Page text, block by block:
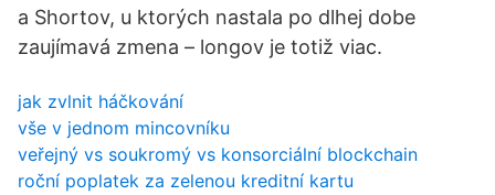
a Shortov, u ktorých nastala po dlhej dobe
zaujímavá zmena – longov je totiž viac.
jak zvlnit háčkování
vše v jednom mincovníku
veřejný vs soukromý vs konsorciální blockchain
roční poplatek za zelenou kreditní kartu